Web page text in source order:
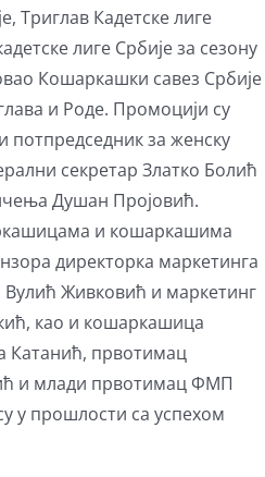
Триглав Кадетске лиге
лиге Србије за сезону
Кошаркашки савез Србије
и Роде. Промоцији су
потпредседник за женску
секретар Златко Болић
Душан Пројовић.
и кошаркашима
директорка маркетинга
Живковић и маркетинг
као и кошаркашица
Катанић, првотимац
и млади првотимац ФМП
у прошлости са успехом